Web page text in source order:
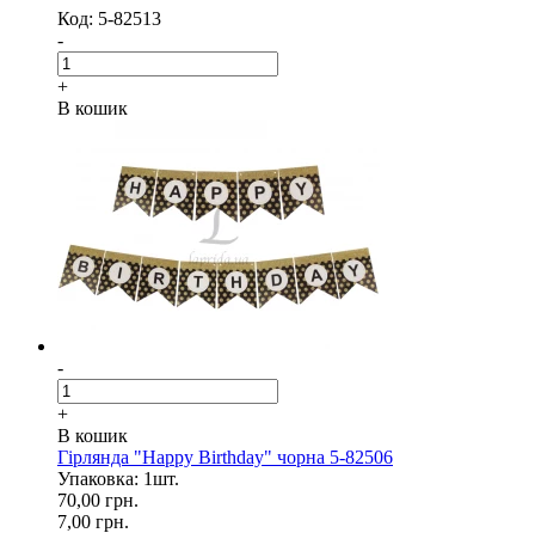
Код: 5-82513
-
+
В кошик
-
+
В кошик
Гірлянда "Happy Birthday" чорна 5-82506
Упаковка: 1шт.
70,00 грн.
7,00 грн.